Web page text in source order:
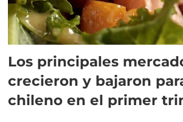
Los principales
crecieron y bajaron
chileno en el primer